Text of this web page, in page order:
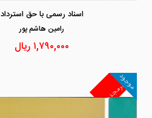
اسناد رسمی با حق استرداد
رامين هاشم پور
۱,۷۹۰,۰۰۰ ریال
غیرمجد
موجود